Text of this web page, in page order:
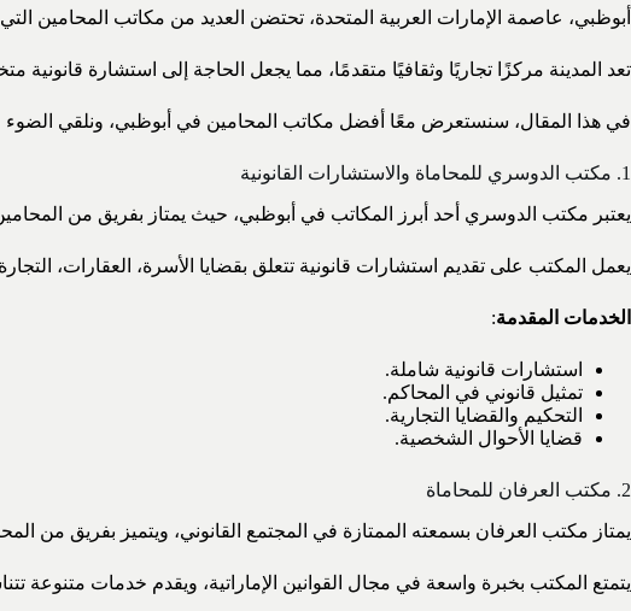
أبوظبي، عاصمة الإمارات العربية المتحدة، تحتضن العديد من مكاتب المحامين
تعد المدينة مركزًا تجاريًا وثقافيًا متقدمًا، مما يجعل الحاجة إلى استشارة قانونية
في هذا المقال، سنستعرض معًا أفضل مكاتب المحامين في أبوظبي، ونلقي الضوء
1. مكتب الدوسري للمحاماة والاستشارات القانونية
يعتبر مكتب الدوسري أحد أبرز المكاتب في أبوظبي، حيث يمتاز بفريق من
يعمل المكتب على تقديم استشارات قانونية تتعلق بقضايا الأسرة، العقارات،
الخدمات المقدمة:
استشارات قانونية شاملة.
تمثيل قانوني في المحاكم.
التحكيم والقضايا التجارية.
قضايا الأحوال الشخصية.
2. مكتب العرفان للمحاماة
يمتاز مكتب العرفان بسمعته الممتازة في المجتمع القانوني، ويتميز بفريق من
يتمتع المكتب بخبرة واسعة في مجال القوانين الإماراتية، ويقدم خدمات متنوعة